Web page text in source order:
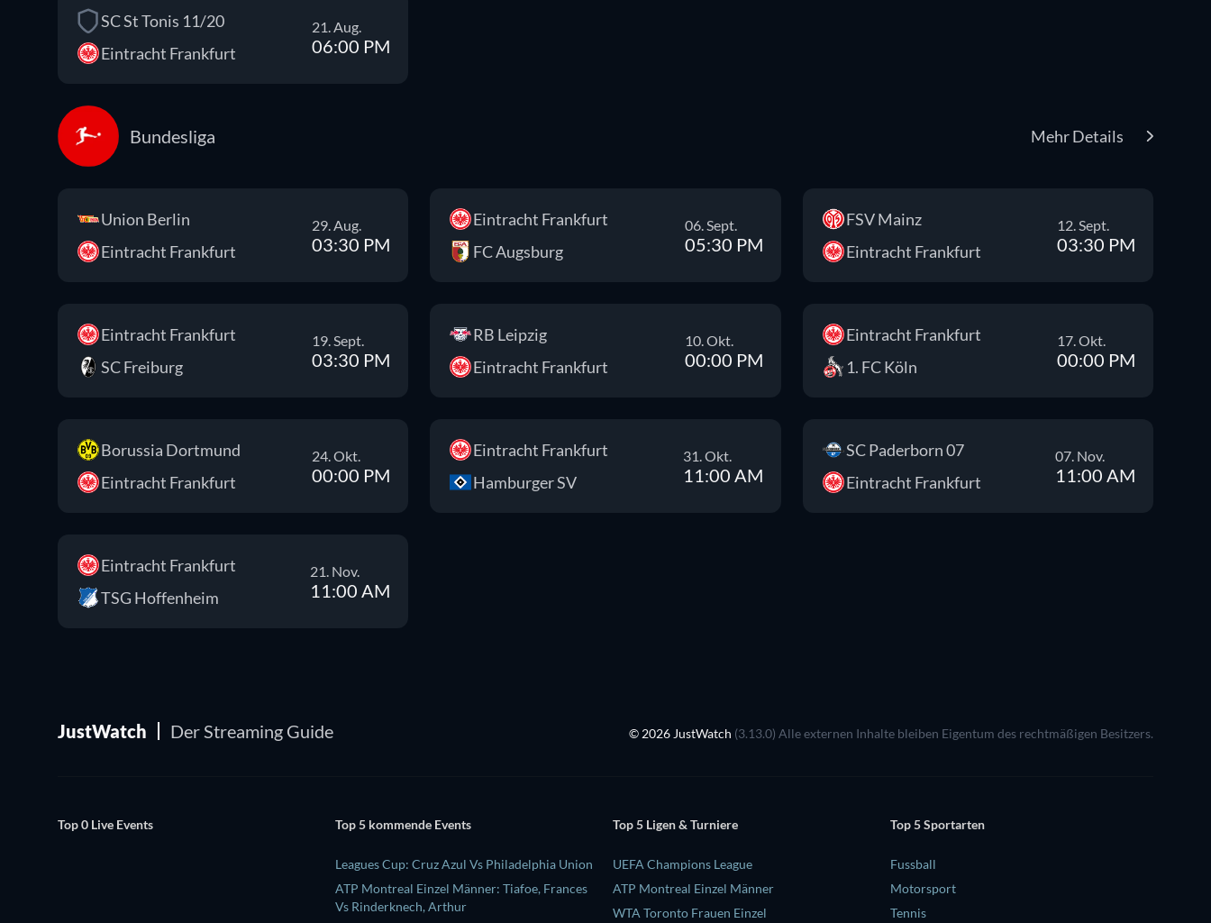
SC St Tonis 11/20
Eintracht Frankfurt
21. Aug.
06:00 PM
Bundesliga Mehr Details
Union Berlin
Eintracht Frankfurt
29. Aug.
03:30 PM
Eintracht Frankfurt
FC Augsburg
06. Sept.
05:30 PM
FSV Mainz
Eintracht Frankfurt
12. Sept.
03:30 PM
Eintracht Frankfurt
SC Freiburg
19. Sept.
03:30 PM
RB Leipzig
Eintracht Frankfurt
10. Okt.
00:00 PM
Eintracht Frankfurt
1. FC Köln
17. Okt.
00:00 PM
Borussia Dortmund
Eintracht Frankfurt
24. Okt.
00:00 PM
Eintracht Frankfurt
Hamburger SV
31. Okt.
11:00 AM
SC Paderborn 07
Eintracht Frankfurt
07. Nov.
11:00 AM
Eintracht Frankfurt
TSG Hoffenheim
21. Nov.
11:00 AM
JustWatch Der Streaming Guide © 2026 JustWatch (3.13.0) Alle externen Inhalte bleiben Eigentum des rechtmäßigen Besitzers.
Top 0 Live Events Top 5 kommende Events
Leagues Cup: Cruz Azul Vs Philadelphia Union
ATP Montreal Einzel Männer: Tiafoe, Frances
Vs Rinderknech, Arthur
Top 5 Ligen & Turniere
UEFA Champions League
ATP Montreal Einzel Männer
WTA Toronto Frauen Einzel
Top 5 Sportarten
Fussball
Motorsport
Tennis